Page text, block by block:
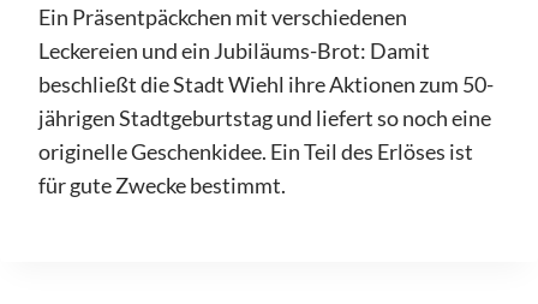
Ein Präsentpäckchen mit verschiedenen
Leckereien und ein Jubiläums-Brot: Damit
beschließt die Stadt Wiehl ihre Aktionen zum 50-
jährigen Stadtgeburtstag und liefert so noch eine
originelle Geschenkidee. Ein Teil des Erlöses ist
für gute Zwecke bestimmt.